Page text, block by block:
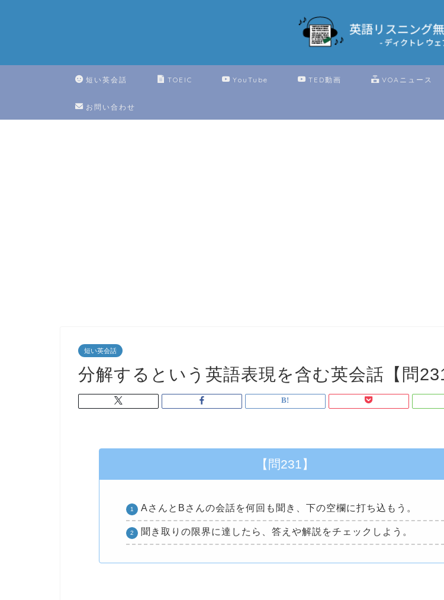
短い英会話 TOEIC YouTube TED動画 VOAニュース
お問い合わせ
短い英会話
分解するという英語表現を含む英会話【問
【問231】
AさんとBさんの会話を何回も聞き、下の空欄に打ち込もう。
聞き取りの限界に達したら、答えや解説をチェックしよう。